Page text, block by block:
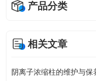
产品分类
相关文章
阴离子浓缩柱的维护与保